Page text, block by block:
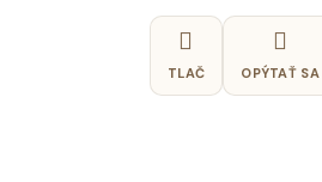
TLAČ OPÝTAŤ SA